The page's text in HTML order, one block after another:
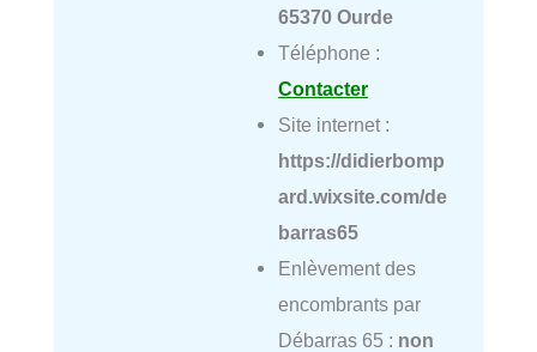
65370 Ourde
Téléphone :
Contacter
Site internet :
https://didierbomp
ard.wixsite.com/de
barras65
Enlèvement des
encombrants par
Débarras 65 : non